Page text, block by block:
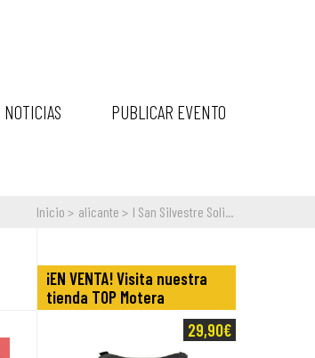
NOTICIAS PUBLICAR EVENTO
Inicio alicante I San Silvestre Soli...
¡EN VENTA! Visita nuestra
tienda TOP Motera
29,90€